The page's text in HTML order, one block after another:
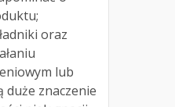
oraz
lub
duże znaczenie